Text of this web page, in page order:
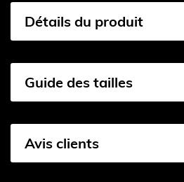
Détails du produit
Guide des tailles
Avis clients